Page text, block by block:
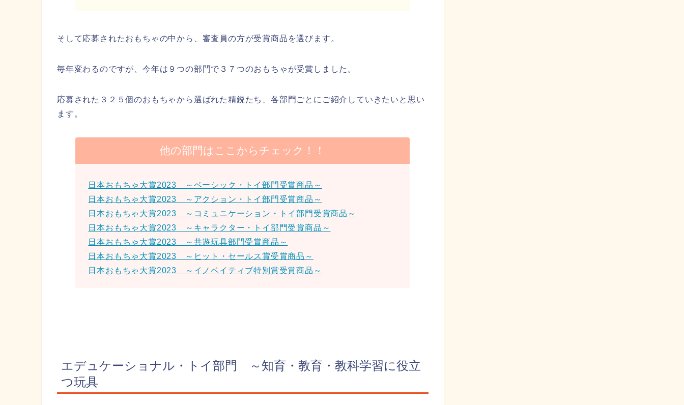
そして応募されたおもちゃの中から、審査員の方が受賞商品を選びます。
毎年変わるのですが、今年は９つの部門で３７つのおもちゃが受賞しました。
応募された３２５個のおもちゃから選ばれた精鋭たち、各部門ごとにご紹介していきたいと思い
ます。
他の部門はここからチェック！！
日本おもちゃ大賞2023 ～ベーシック・トイ部門受賞商品～
日本おもちゃ大賞2023 ～アクション・トイ部門受賞商品～
日本おもちゃ大賞2023 ～コミュニケーション・トイ部門受賞商品～
日本おもちゃ大賞2023 ～キャラクター・トイ部門受賞商品～
日本おもちゃ大賞2023 ～共遊玩具部門受賞商品～
日本おもちゃ大賞2023 ～ヒット・セールス賞受賞商品～
日本おもちゃ大賞2023 ～イノベイティブ特別賞受賞商品～
エデュケーショナル・トイ部門 ～知育・教育・教科学習に役立
つ玩具